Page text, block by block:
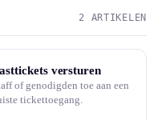
2 ARTIKELEN
versturen
of genodigden toe aan een
tickettoegang.